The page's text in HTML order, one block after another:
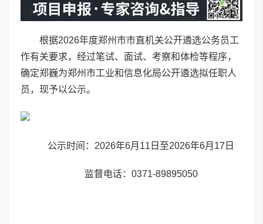
根据2026年度郑州市市直机关公开遴选公务员工
作有关要求，经过笔试、面试、考察和体检等程序，
确定郑巍为郑州市工业和信息化局公开遴选拟任职人
员，现予以公示。
公示时间：2026年6月11日至2026年6月17日
监督电话：0371-89895050